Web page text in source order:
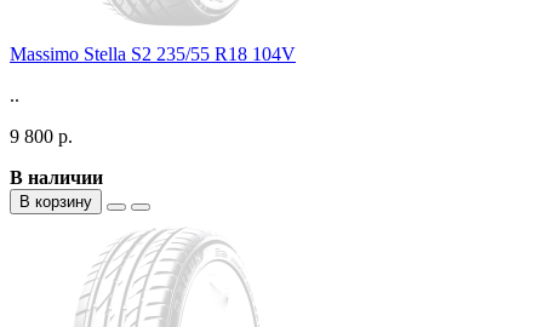
Massimo Stella S2 235/55 R18 104V
..
9 800 р.
В наличии
В корзину